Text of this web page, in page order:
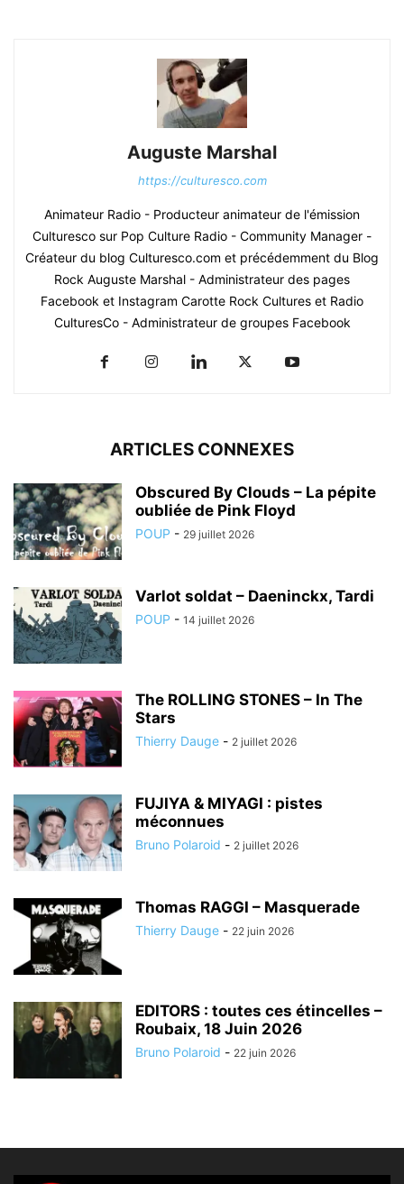
Auguste Marshal
https://culturesco.com
Animateur Radio - Producteur animateur de l'émission
Culturesco sur Pop Culture Radio - Community Manager -
Créateur du blog Culturesco.com et précédemment du Blog
Rock Auguste Marshal - Administrateur des pages
Facebook et Instagram Carotte Rock Cultures et Radio
CulturesCo - Administrateur de groupes Facebook
ARTICLES CONNEXES
Obscured By Clouds – La pépite
oubliée de Pink Floyd
POUP - 29 juillet 2026
Varlot soldat – Daeninckx, Tardi
POUP - 14 juillet 2026
The ROLLING STONES – In The
Stars
Thierry Dauge - 2 juillet 2026
FUJIYA & MIYAGI : pistes
méconnues
Bruno Polaroid - 2 juillet 2026
Thomas RAGGI – Masquerade
Thierry Dauge - 22 juin 2026
EDITORS : toutes ces étincelles –
Roubaix, 18 Juin 2026
Bruno Polaroid - 22 juin 2026